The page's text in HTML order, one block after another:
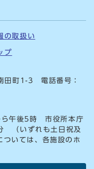
の取扱い
プ
田町1-3 電話番号：
ら午後5時 市役所本庁
（いずれも土日祝及
ついては、各施設のホ